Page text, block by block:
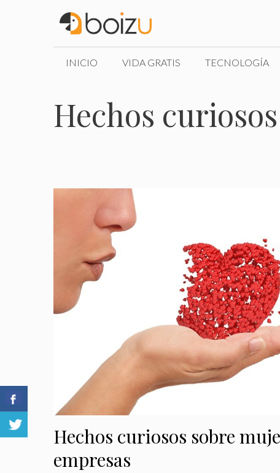
INICIO VIDA GRATIS TECNOLOGÍA
Hechos curiosos
Hechos curiosos sobre
empresas